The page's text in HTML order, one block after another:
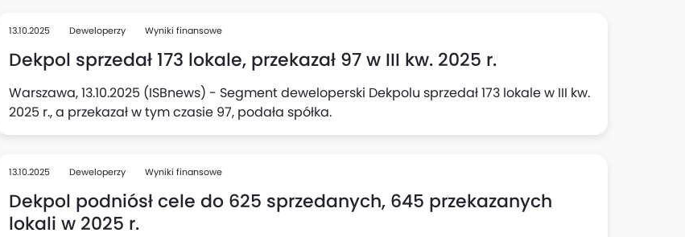
13.10.2025 Deweloperzy Wyniki finansowe
Dekpol sprzedał 173 lokale, przekazał 97 w III kw. 2025 r.
Warszawa, 13.10.2025 (ISBnews) - Segment deweloperski Dekpolu sprzedał 173 lokale w III kw.
2025 r., a przekazał w tym czasie 97, podała spółka.
13.10.2025 Deweloperzy Wyniki finansowe
Dekpol podniósł cele do 625 sprzedanych, 645 przekazanych
lokali w 2025 r.